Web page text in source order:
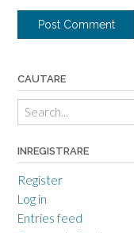
CAUTARE
INREGISTRARE
Register
Log in
Entries feed